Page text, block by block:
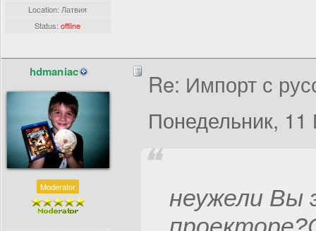
Location: Латвия
Status:offline
hdmaniac
Moderator
Re: Импорт с
Понедельник,
неужели Вы